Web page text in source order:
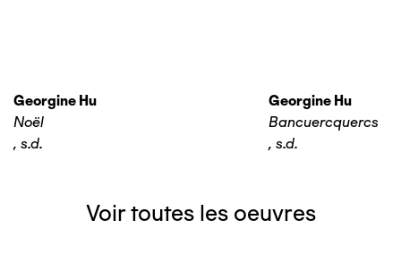
Georgine Hu
Noël
, s.d.
Georgine Hu
Bancuercquercs
, s.d.
Voir toutes les oeuvres